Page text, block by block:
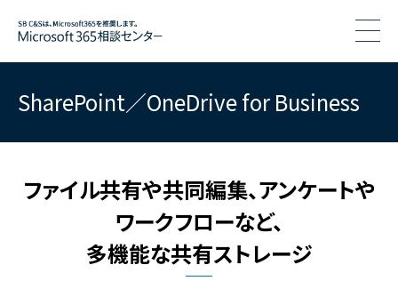
SharePoint／OneDrive for Business
ファイル共有や共同編集、アンケートや
ワークフローなど、
多機能な共有ストレージ